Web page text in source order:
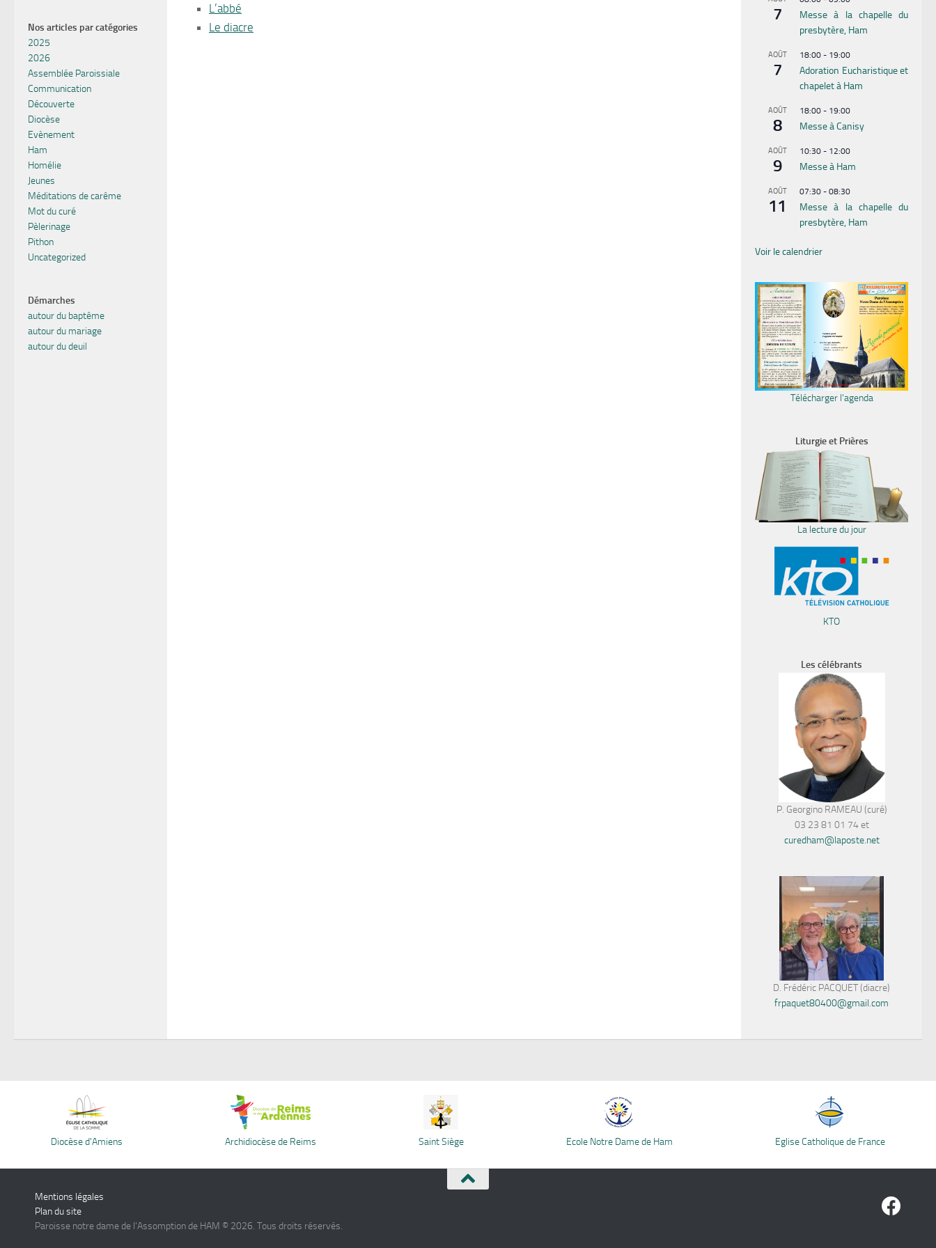
L’abbé
Le diacre
Nos articles par catégories
2025
2026
Assemblée Paroissiale
Communication
Découverte
Diocèse
Evènement
Ham
Homélie
Jeunes
Méditations de carême
Mot du curé
Pèlerinage
Pithon
Uncategorized
Démarches
autour du baptême
autour du mariage
autour du deuil
7
Messe à la chapelle du
presbytère, Ham
AOÛT
7
18:00 - 19:00
Adoration Eucharistique et
chapelet à Ham
AOÛT
8
18:00 - 19:00
Messe à Canisy
AOÛT
9
10:30 - 12:00
Messe à Ham
AOÛT
11
07:30 - 08:30
Messe à la chapelle du
presbytère, Ham
Voir le calendrier
Télécharger l'agenda
Liturgie et Prières
La lecture du jour
KTO
Les célébrants
P. Georgino RAMEAU (curé)
03 23 81 01 74 et
curedham@laposte.net
D. Frédéric PACQUET (diacre)
frpaquet80400@gmail.com
Diocèse d'Amiens Archidiocèse de Reims Saint Siège Ecole Notre Dame de Ham Eglise Catholique de France
Mentions légales
Plan du site
Paroisse notre dame de l'Assomption de HAM © 2026. Tous droits réservés.